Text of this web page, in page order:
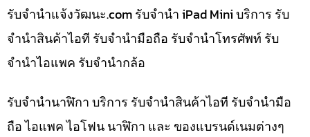
รับจํานําแจ้งวัฒนะ.com รับจำนำ iPad Mini บริการ รับ
จำนำสินค้าไอที รับจำนำมือถือ รับจำนำโทรศัพท์ รับ
จำนำไอแพค รับจำนำกล้อ
รับจำนำนาฬิกา บริการ รับจำนำสินค้าไอที รับจำนำมือ
ถือ ไอแพค ไอโฟน นาฬิกา และ ของแบรนด์เนมต่างๆ